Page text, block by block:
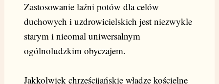
Zastosowanie łaźni potów dla celów
duchowych i uzdrowicielskich jest niezwykle
starym i nieomal uniwersalnym
ogólnoludzkim obyczajem.
Jakkolwiek chrześcijańskie władze kościelne